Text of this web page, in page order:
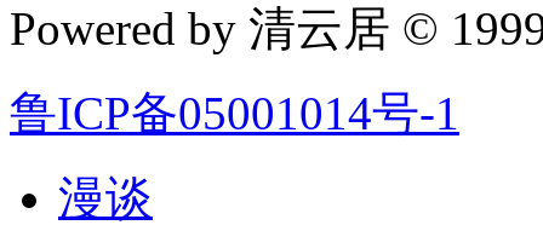
Powered by 清云居 ©
鲁ICP备05001014号-1
漫谈